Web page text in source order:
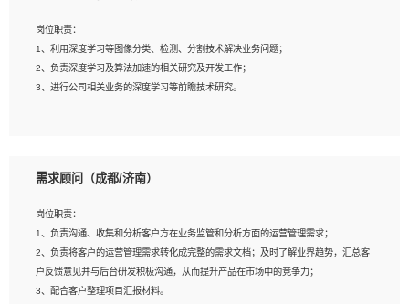
种常用框架和技术Springboot、Shiro、springcloud等；熟悉Linux常用命令和了解
常用脚本语言，较丰富的线上系统运维经验，复杂问题排查思路清晰。
AI算法框架，对人脸识别、目标检测、图像识别、OCR、NLP等AI算法有深刻理
解。具有AI平台级产品/解决方案从业经验者优先。具有大数据技术背景者优先；
6、具备良好的客户意识与沟通能力，善于学习思考、创新与团队协作，认真负责、
执行力与抗压力强。
岗位职责：
1、利用深度学习等图像分类、检测、分割技术解决业务问题；
2、负责深度学习及算法加速的相关研究及开发工作；
3、进行公司相关业务的深度学习等前瞻技术研究。
2、2年以上图像处理开发经验，熟悉python和spark开发；
建深度学习系统环境；
4、熟悉OPENCV、HALCON等常用图像处理软件，熟练进行图像处理；
5、熟悉主流的分类算法、聚类算法和关联分析算法原理，能熟练使用神经网络算法
的进行业务建模；
6、对OCR领域有深入的研究，熟悉模型调参，压缩和整型化方法；
需求顾问（成都/济南）
岗位职责：
1、负责沟通、收集和分析客户方在业务监管和分析方面的运营管理需求；
2、负责将客户的运营管理需求转化成完整的需求文档；及时了解业界趋势，汇总客
户反馈意见并与后台研发积极沟通，从而提升产品在市场中的竞争力；
3、配合客户整理项目汇报材料。